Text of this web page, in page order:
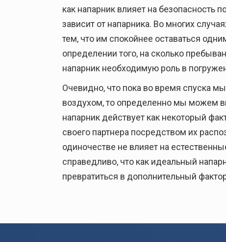
как напарник влияет на безопасность
зависит от напарника. Во многих
тем, что им спокойнее оставаться
определении того, на сколько
напарник необходимую роль в
Очевидно, что пока во время спуска
воздухом, то определенно мы можем
напарник действует как некоторый
своего партнера посредством их
одиночестве не влияет на
справедливо, что как идеальный
превратиться в дополнительный